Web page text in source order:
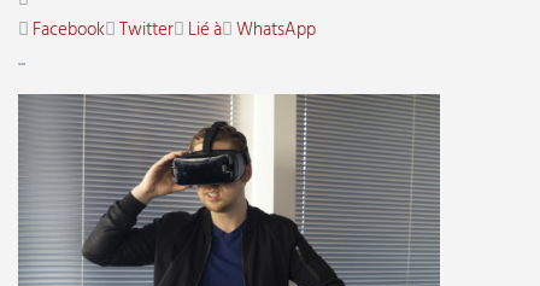
Facebook Twitter Lié à WhatsApp
...